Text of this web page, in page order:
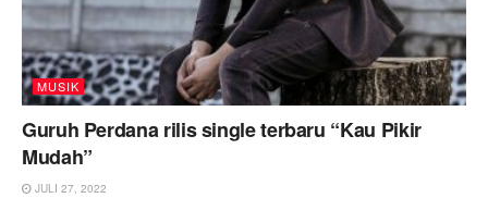
MUSIK
Guruh Perdana rilis single terbaru “Kau Pikir
Mudah”
JULI 27, 2022